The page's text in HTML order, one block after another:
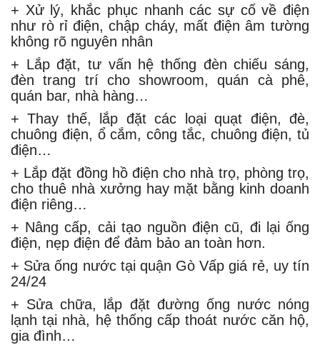
+ Xử lý, khắc phục nhanh các sự cố về điện
như rò rỉ điện, chập cháy, mất điện âm tường
không rõ nguyên nhân
+ Lắp đặt, tư vấn hệ thống đèn chiếu sáng,
đèn trang trí cho showroom, quán cà phê,
quán bar, nhà hàng…
+Thay thế, lắp đặt các loại quạt điện, đè,
chuông điện, ổ cắm, công tắc, chuông điện, tủ
điện…
+ Lắp đặt đồng hồ điện cho nhà trọ, phòng trọ,
cho thuê nhà xưởng hay mặt bằng kinh doanh
điện riêng…
+ Nâng cấp, cải tạo nguồn điện cũ, đi lại ống
điện, nẹp điện để đảm bảo an toàn hơn.
+ Sửa ống nước tại quận Gò Vấp giá rẻ, uy tín
24/24
+ Sửa chữa, lắp đặt đường ống nước nóng
lạnh tại nhà, hệ thống cấp thoát nước căn hộ,
gia đình…